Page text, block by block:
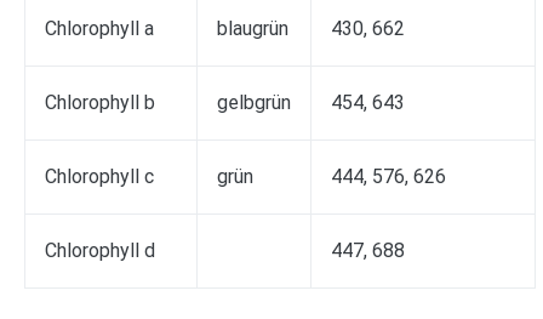
Chlorophyll a blaugrün 430, 662
Chlorophyll b gelbgrün 454, 643
Chlorophyll c grün 444, 576, 626
Chlorophyll d 447, 688